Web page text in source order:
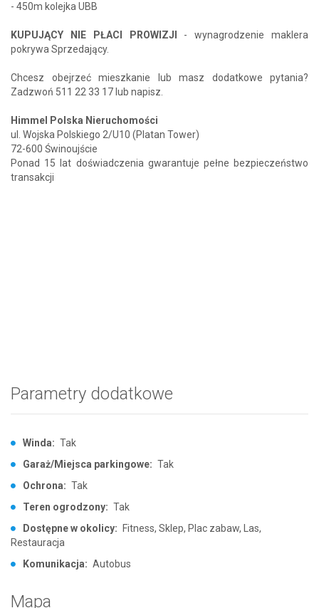
- 450m kolejka UBB
KUPUJĄCY NIE PŁACI PROWIZJI
- wynagrodzenie maklera
pokrywa Sprzedający.
Chcesz obejrzeć mieszkanie lub masz dodatkowe pytania?
Zadzwoń 511 22 33 17 lub napisz.
Himmel Polska Nieruchomości
ul. Wojska Polskiego 2/U10 (Platan Tower)
72-600 Świnoujście
Ponad 15 lat doświadczenia gwarantuje pełne bezpieczeństwo
transakcji
Parametry dodatkowe
Winda: Tak
Garaż/Miejsca parkingowe: Tak
Ochrona: Tak
Teren ogrodzony: Tak
Dostępne w okolicy: Fitness, Sklep, Plac zabaw, Las,
Restauracja
Komunikacja: Autobus
Mapa